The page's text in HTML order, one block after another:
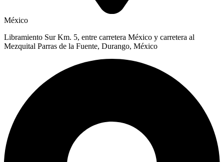
México
Libramiento Sur Km. 5, entre carretera México y carretera al
Mezquital Parras de la Fuente, Durango, México